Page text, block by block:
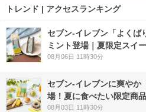
トレンド | アクセスランキング
セブン‐イレブン「よくば
ミント登場｜夏限定スイ
08月06日 11時30分
セブン‐イレブンに爽や
場！夏に食べたい限定商
08月03日 11時30分